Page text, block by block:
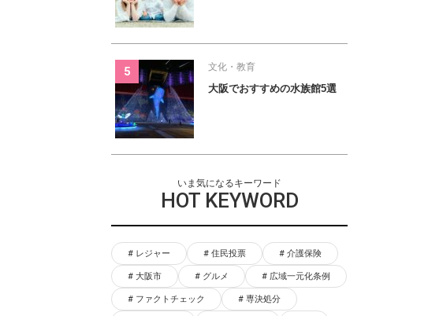
文化・教育
大阪でおすすめの水族館5選
いま気になるキーワード
HOT KEYWORD
レジャー 住民投票 介護保険
大阪市 グルメ 広域一元化条例
ファクトチェック 専決処分